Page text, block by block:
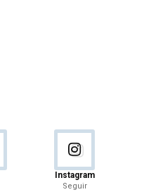
Instagram
Seguir